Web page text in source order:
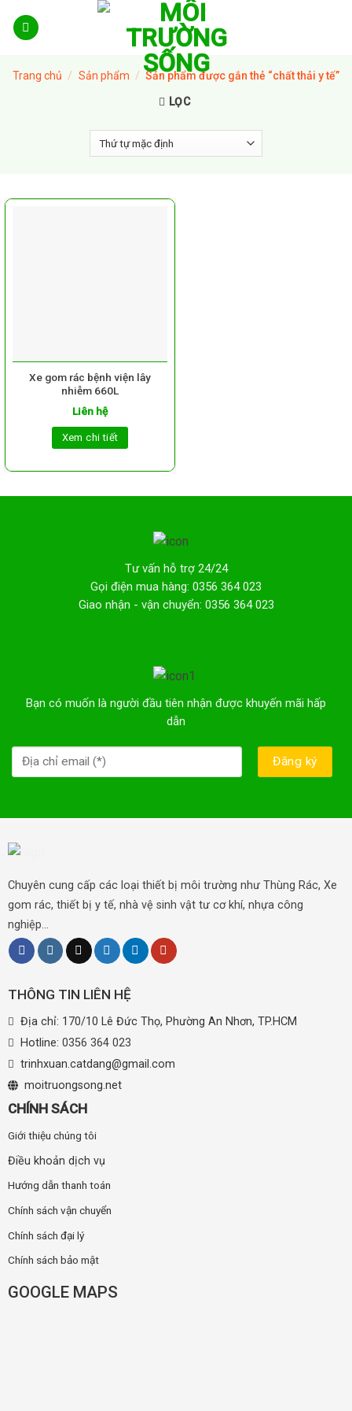
Trang chủ / Sản phẩm / Sản phẩm được gắn thẻ “chất thải y tế”
LỌC
Xe gom rác bệnh viện lây
nhiễm 660L
Liên hệ
Xem chi tiết
Tư vấn hỗ trợ 24/24
Gọi điện mua hàng: 0356 364 023
Giao nhận - vận chuyển: 0356 364 023
Bạn có muốn là người đầu tiên nhận được khuyến mãi hấp
dẫn
Chuyên cung cấp các loại thiết bị môi trường như Thùng Rác, Xe
gom rác, thiết bị y tế, nhà vệ sinh vật tư cơ khí, nhựa công
nghiệp...
THÔNG TIN LIÊN HỆ
Địa chỉ: 170/10 Lê Đức Thọ, Phường An Nhơn, TP.HCM
Hotline: 0356 364 023
trinhxuan.catdang@gmail.com
moitruongsong.net
CHÍNH SÁCH
Giới thiệu chúng tôi
Điều khoản dịch vụ
Hướng dẫn thanh toán
Chính sách vận chuyển
Chính sách đại lý
Chính sách bảo mật
GOOGLE MAPS